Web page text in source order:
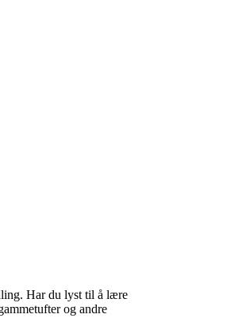
Har du lyst til å lære
og andre